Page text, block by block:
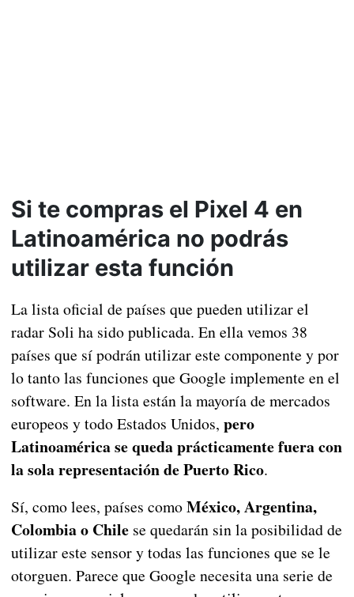
Si te compras el Pixel 4 en
Latinoamérica no podrás
utilizar esta función
La lista oficial de países que pueden utilizar el
radar Soli ha sido publicada. En ella vemos 38
países que sí podrán utilizar este componente y por
lo tanto las funciones que Google implemente en el
software. En la lista están la mayoría de mercados
europeos y todo Estados Unidos, pero
Latinoamérica se queda prácticamente fuera con
la sola representación de Puerto Rico.
Sí, como lees, países comoMéxico, Argentina,
Colombia o Chilese quedarán sin la posibilidad de
utilizar este sensor y todas las funciones que se le
otorguen. Parece que Google necesita una serie de